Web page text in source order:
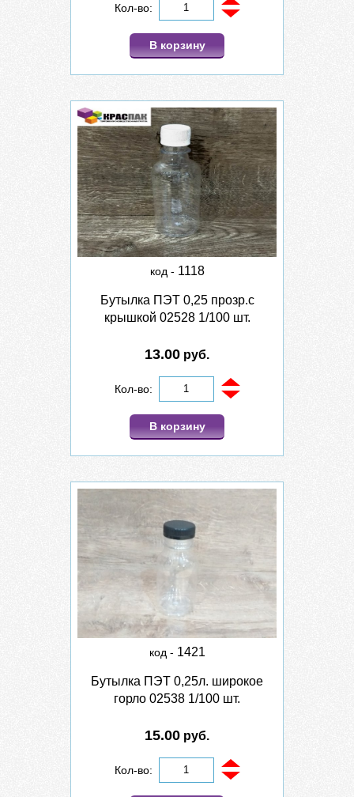
Кол-во:
В корзину
код - 1118
Бутылка ПЭТ 0,25 прозр.с
крышкой 02528 1/100 шт.
13.00 руб.
Кол-во:
В корзину
код - 1421
Бутылка ПЭТ 0,25л. широкое
горло 02538 1/100 шт.
15.00 руб.
Кол-во: